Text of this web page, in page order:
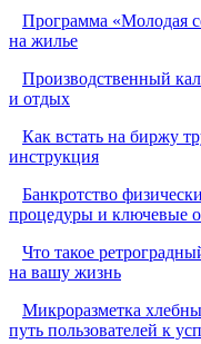
Программа «Молодая
на жилье
Производственный
и отдых
Как встать на биржу
инструкция
Банкротство
процедуры и ключевые
Что такое
на вашу жизнь
Микроразметка
путь пользователей к